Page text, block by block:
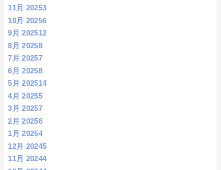
11月 20253
10月 20256
9月 202512
8月 20258
7月 20257
6月 20258
5月 202514
4月 20255
3月 20257
2月 20256
1月 20254
12月 20245
11月 20244